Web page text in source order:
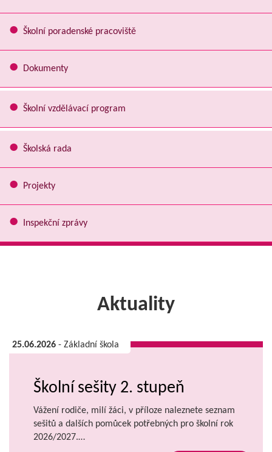
Školní poradenské pracoviště
Dokumenty
Školní vzdělávací program
Školská rada
Projekty
Inspekční zprávy
Aktuality
25.06.2026 - Základní škola
Školní sešity 2. stupeň
Vážení rodiče, milí žáci, v příloze naleznete seznam
sešitů a dalších pomůcek potřebných pro školní rok
2026/2027.…